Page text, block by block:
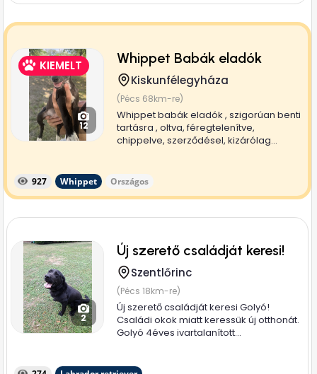
KIEMELT
12
Whippet Babák eladók
Kiskunfélegyháza
(Pécs 68km-re)
Whippet babák eladók , szigorúan benti
tartásra , oltva, féregtelenítve,
chippelve, szerződésel, kizárólag...
927 Whippet Országos
2
Új szerető családját keresi!
Szentlőrinc
(Pécs 18km-re)
Új szerető családját keresi Golyó!
Családi okok miatt keressük új otthonát.
Golyó 4éves ivartalanított...